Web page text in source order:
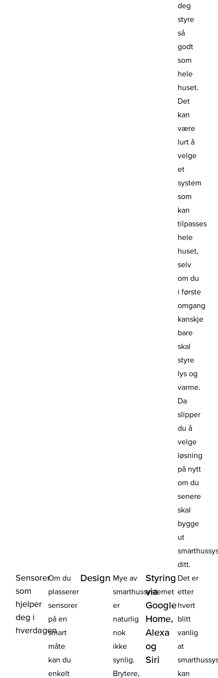
deg
styre
så
godt
som
hele
huset.
Det
kan
være
lurt å
velge
et
system
som
kan
tilpasses
hele
huset,
selv
om du
i første
omgang
kanskje
bare
skal
styre
lys og
varme.
Da
slipper
du å
velge
løsning
på nytt
om du
senere
skal
bygge
ut
ditt.
Sensorer
som
hjelper
deg i
hverdagen
Om du
plasserer
sensorer
på en
smart
måte
kan du
enkelt
Design Mye av
smarthussystemet
er
naturlig
nok
ikke
synlig.
Brytere,
Styring
via
Google
Home,
Alexa
og
Siri
Det er
etter
hvert
blitt
vanlig
at
kan